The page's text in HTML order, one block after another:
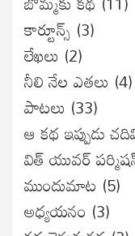
కార్టూన్స్ (3)
లేఖలు (2)
నీలి నేల ఎతలు (4)
పాటలు (33)
ఆ కథ ఇప్పుడు
విత్ యువర్
ముందుమాట (5)
అధ్యయనం (3)